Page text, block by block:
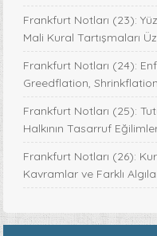
Frankfurt Notları (23):
Mali Kural Tartışmaları
Frankfurt Notları (24):
Greedflation,
Frankfurt Notları (25):
Halkının Tasarruf
Frankfurt Notları (26):
Kavramlar ve Farklı